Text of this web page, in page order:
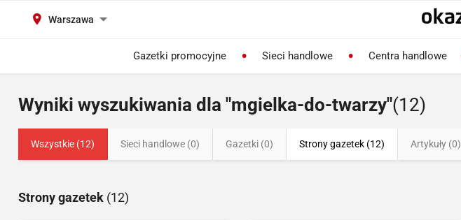
Warszawa
Gazetki promocyjne Sieci handlowe Centra handlowe
Wyniki wyszukiwania dla "mgielka-do-twarzy"(12)
Wszystkie (12) Sieci handlowe (0) Gazetki (0) Strony gazetek (12) Artykuły (0)
Strony gazetek (12)